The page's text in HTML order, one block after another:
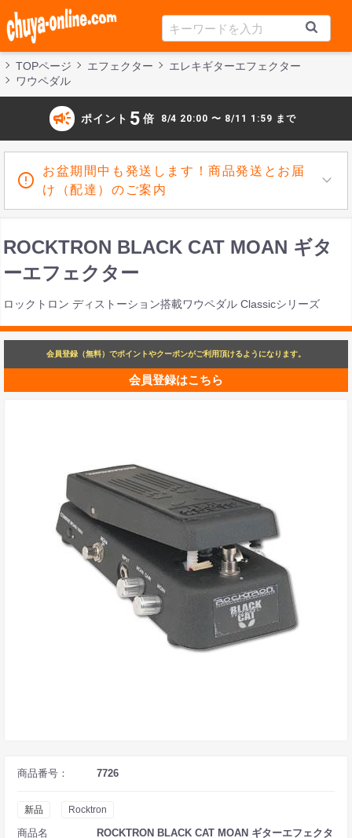
TOPページ エフェクター
エレキギターエフェクター
ワウペダル
campaign ポイント 5 倍 8/4 20:00 〜 8/11 1:59 まで
お盆期間中も発送します！商品発送とお届
け（配達）のご案内
ROCKTRON BLACK CAT MOAN ギタ
ーエフェクター
ロックトロン ディストーション搭載ワウペダル Classicシリーズ
会員登録（無料）でポイントやクーポンがご利用頂けるようになります。
会員登録はこちら
商品番号： 7726
新品 Rocktron
商品名
ROCKTRON BLACK CAT MOAN ギターエフェクタ